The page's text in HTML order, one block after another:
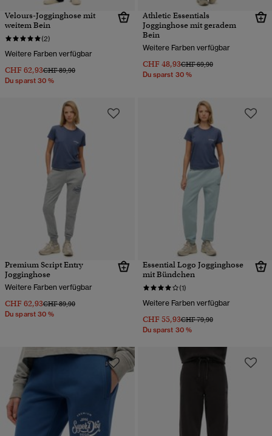
Velours-Jogginghose mit
weitem Bein
(2)
Weitere Farben verfügbar
CHF 62,93Preis wurde reduziert von
CHF 89,90bis
Du sparst 30 %
Athletic Essentials
Jogginghose mit geradem
Bein
Weitere Farben verfügbar
CHF 48,93Preis wurde reduziert von
CHF 69,90bis
Du sparst 30 %
Premium Script Entry
Jogginghose
Weitere Farben verfügbar
CHF 62,93Preis wurde reduziert von
CHF 89,90bis
Du sparst 30 %
Essential Logo Jogginghose
mit Bündchen
(1)
Weitere Farben verfügbar
CHF 55,93Preis wurde reduziert von
CHF 79,90bis
Du sparst 30 %